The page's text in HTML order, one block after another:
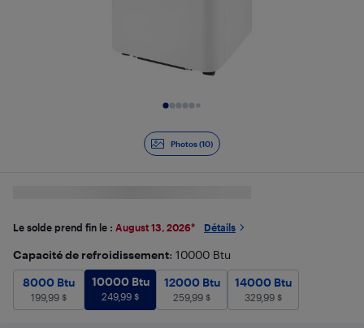
Photos (10)
Le solde prend fin le : August 13, 2026* Détails
Capacité de refroidissement: 10000 Btu
8000 Btu199,99$
8000 Btu
199,99 $
10000 Btu249,99$
10000 Btu
249,99 $
12000 Btu259,99$
12000 Btu
259,99 $
14000 Btu
14000 Btu
329,99 $